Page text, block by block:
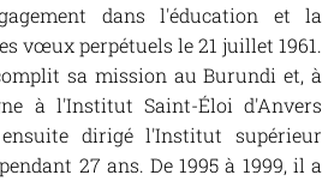
dans l'éducation et la
vœux perpétuels le 21 juillet 1961.
sa mission au Burundi et, à
à l'Institut Saint-Éloi d'Anvers
dirigé l'Institut supérieur
27 ans. De 1995 à 1999, il a